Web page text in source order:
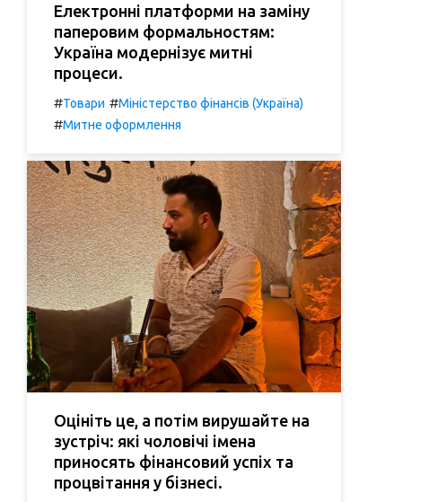
Електронні платформи на заміну
паперовим формальностям:
Україна модернізує митні
процеси.
#Товари #Міністерство фінансів (Україна)
#Митне оформлення
Оцініть це, а потім вирушайте на
зустріч: які чоловічі імена
приносять фінансовий успіх та
процвітання у бізнесі.